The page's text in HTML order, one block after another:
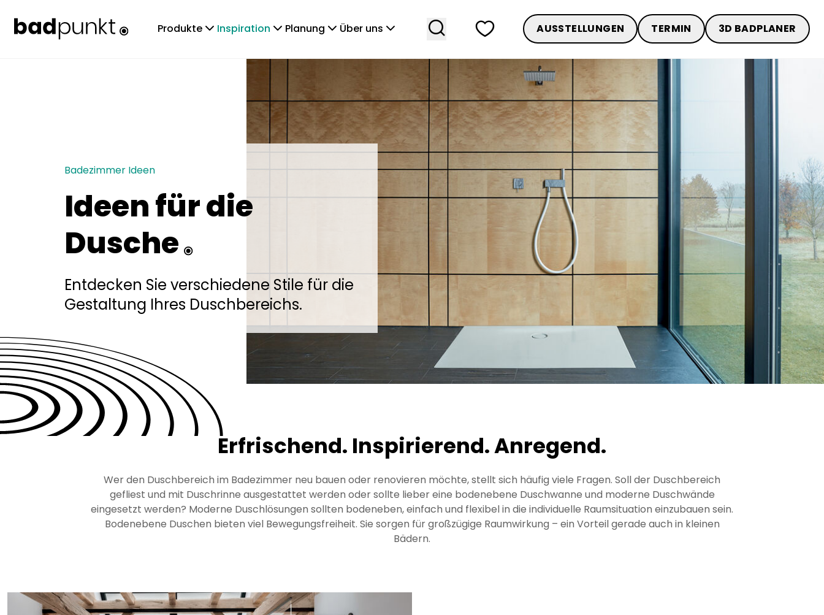
Produkte chevronDown Inspiration chevronDown Planung chevronDown Über uns chevronDown search heart AUSSTELLUNGEN TERMIN 3D BADPLANER
Badezimmer Ideen
Ideen für die
Dusche
Entdecken Sie verschiedene Stile für die
Gestaltung Ihres Duschbereichs.
Erfrischend. Inspirierend. Anregend.
Wer den Duschbereich im Badezimmer neu bauen oder renovieren möchte, stellt sich häufig viele Fragen. Soll der Duschbereich
gefliest und mit Duschrinne ausgestattet werden oder sollte lieber eine bodenebene Duschwanne und moderne Duschwände
eingesetzt werden? Moderne Duschlösungen sollten bodeneben, einfach und flexibel in die individuelle Raumsituation einzubauen sein.
Bodenebene Duschen bieten viel Bewegungsfreiheit. Sie sorgen für großzügige Raumwirkung – ein Vorteil gerade auch in kleinen
Bädern.